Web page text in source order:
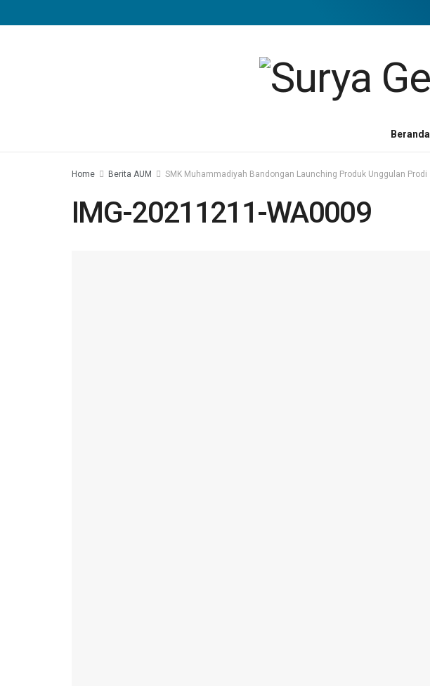
Beranda
Home Berita AUM SMK Muhammadiyah Bandongan Launching Produk Unggulan Prodi
IMG-20211211-WA0009